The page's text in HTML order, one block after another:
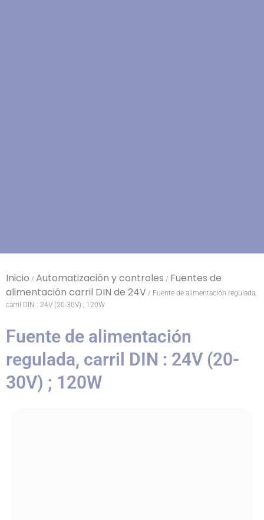
Inicio / Automatización y controles / Fuentes de
alimentación carril DIN de 24V / Fuente de alimentación regulada,
carril DIN : 24V (20-30V) ; 120W
Fuente de alimentación
regulada, carril DIN : 24V (20-
30V) ; 120W